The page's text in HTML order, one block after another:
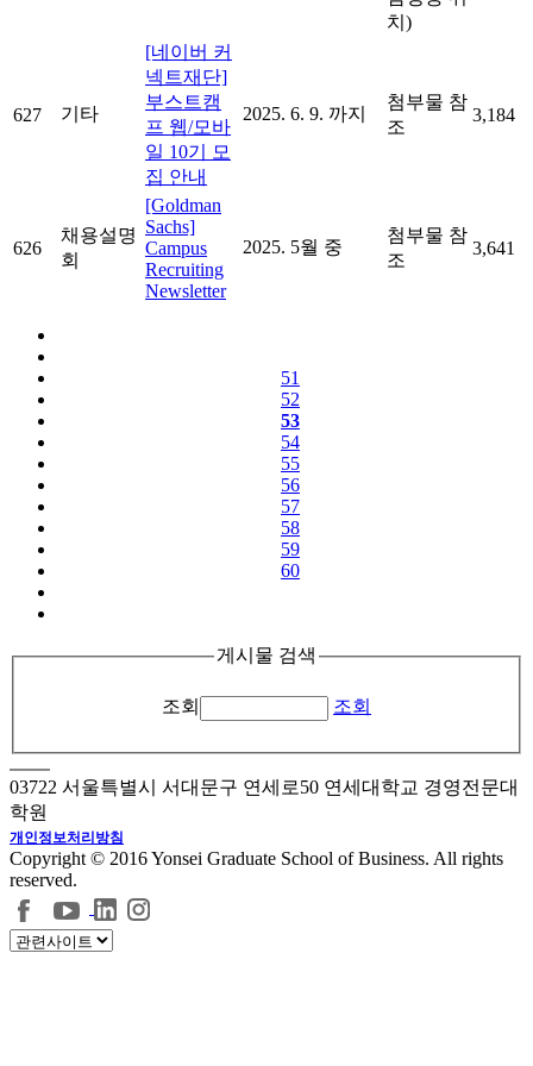
치)
627 기타
[네이버 커
넥트재단]
부스트캠
프 웹/모바
일 10기 모
집 안내
2025. 6. 9. 까지
첨부물 참
조
3,184
626
채용설명
회
[Goldman
Sachs]
Campus
Recruiting
Newsletter
2025. 5월 중
첨부물 참
조
3,641
51
52
53
54
55
56
57
58
59
60
게시물 검색
조회 조회
03722 서울특별시 서대문구 연세로50 연세대학교 경영전문대
학원
개인정보처리방침
Copyright © 2016 Yonsei Graduate School of Business. All rights
reserved.